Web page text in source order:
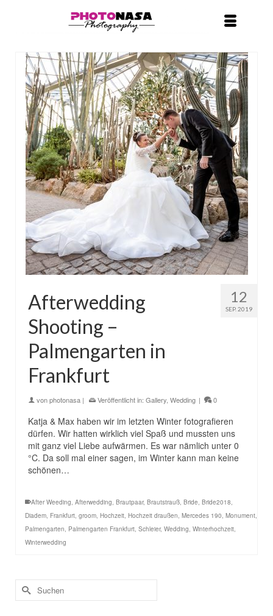
12
SEP. 2019
Afterwedding
Shooting –
Palmengarten in
Frankfurt
vonphotonasa | Veröffentlicht in: Gallery Wedding | 0
Katja & Max haben wir im letzten Winter fotografieren
dürfen. Wir hatten wirklich viel Spaß und mussten uns
mit ganz viel Liebe aufwärmen. Es war nämlich unter 0
°C. Da soll mal einer sagen, im Winter kann man keine
schönen…
After Weeding, Afterwedding, Brautpaar, Brautstrauß, Bride, Bride2018,
Diadem, Frankfurt, groom, Hochzeit, Hochzeit draußen, Mercedes 190, Monument,
Palmengarten, Palmengarten Frankfurt, Schleier, Wedding, Winterhochzeit,
Winterwedding
Suchen
nach: